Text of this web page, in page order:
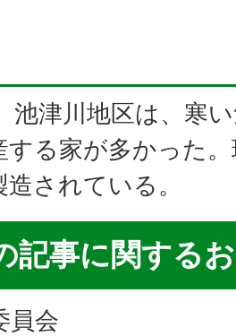
池津川地区は、寒
する家が多かった
造されている。
記事に関する
員会